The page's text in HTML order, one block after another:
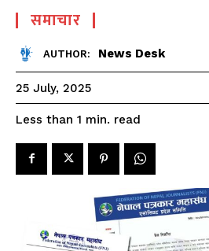
समाचार
AUTHOR: News Desk
25 July, 2025
Less than 1 min. read